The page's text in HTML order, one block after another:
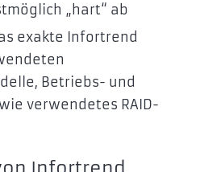
„hart“ ab
exakte Infortrend
Betriebs- und
verwendetes RAID-